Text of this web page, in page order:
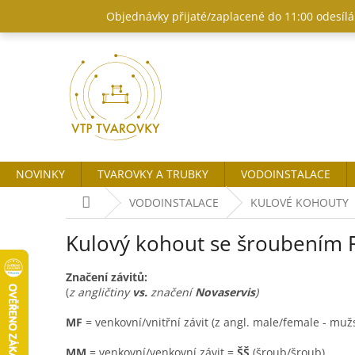
obsah
Objednávky přijaté/zaplacené do 11:00
NOVINKY TVAROVKY A TRUBKY
VODOINSTALACE
Domů VODOINSTALACE KULOVÉ KOHOUTY
Kulový kohout se šroubením
Značení závitů:
(z angličtiny vs. značeníNovaservis)
MF = venkovní/vnitřní závit (z angl. male/female -